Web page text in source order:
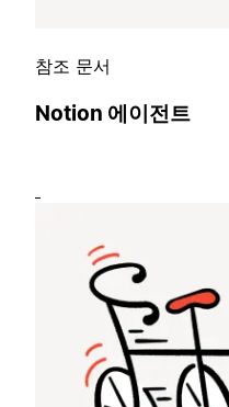
참조 문서
Notion 에이전트